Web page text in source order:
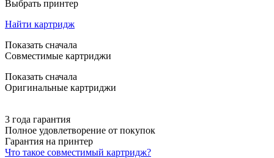
Выбрать принтер
Найти картридж
Показать сначала
Совместимые картриджи
Показать сначала
Оригинальные картриджи
3 года гарантия
Полное удовлетворение от покупок
Гарантия на принтер
Что такое совместимый картридж?